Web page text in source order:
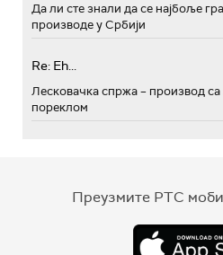
Да ли сте знали да се најбоље
производе у Србији
Re: Eh...
Лесковачка спржа – производ
пореклом
Преузмите РТС